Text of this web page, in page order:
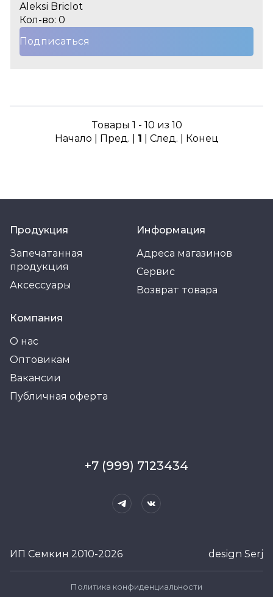
Aleksi Briclot
Кол-во: 0
Подписаться
Товары 1 - 10 из 10
Начало | Пред. | 1 | След. | Конец
Продукция
Запечатанная
продукция
Аксессуары
Информация
Адреса магазинов
Сервис
Возврат товара
Компания
О нас
Оптовикам
Вакансии
Публичная оферта
ИП Семкин 2010-2026
+7 (999) 7123434
Политика конфиденциальности
design Serj